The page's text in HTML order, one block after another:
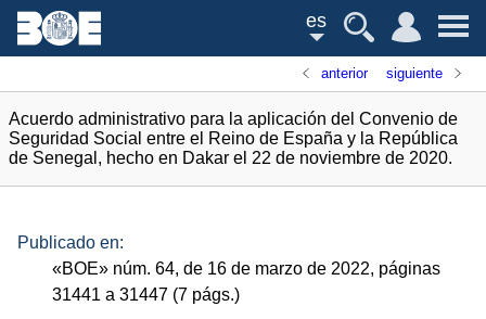
es
anterior siguiente
Acuerdo administrativo para la aplicación del Convenio de
Seguridad Social entre el Reino de España y la República
de Senegal, hecho en Dakar el 22 de noviembre de 2020.
Publicado en:
«BOE» núm. 64, de 16 de marzo de 2022, páginas
31441 a 31447 (7 págs.)